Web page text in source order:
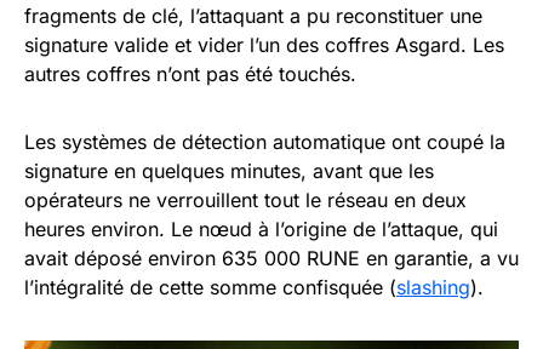
fragments de clé, l’attaquant a pu reconstituer une
signature valide et vider l’un des coffres Asgard. Les
autres coffres n’ont pas été touchés.
Les systèmes de détection automatique ont coupé la
signature en quelques minutes, avant que les
opérateurs ne verrouillent tout le réseau en deux
heures environ. Le nœud à l’origine de l’attaque, qui
avait déposé environ 635 000 RUNE en garantie, a vu
l’intégralité de cette somme confisquée (slashing).